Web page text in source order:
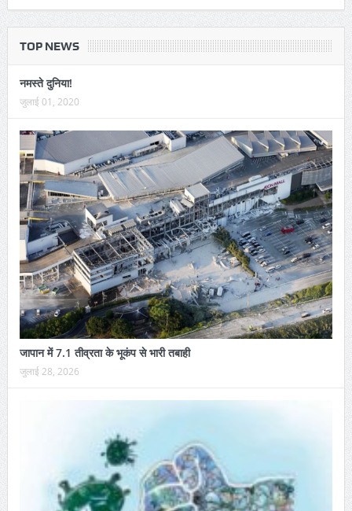
TOP NEWS
नमस्ते दुनिया!
जुलाई 01, 2020
जापान में 7.1 तीव्रता के भूकंप से भारी तबाही
जुलाई 28, 2026